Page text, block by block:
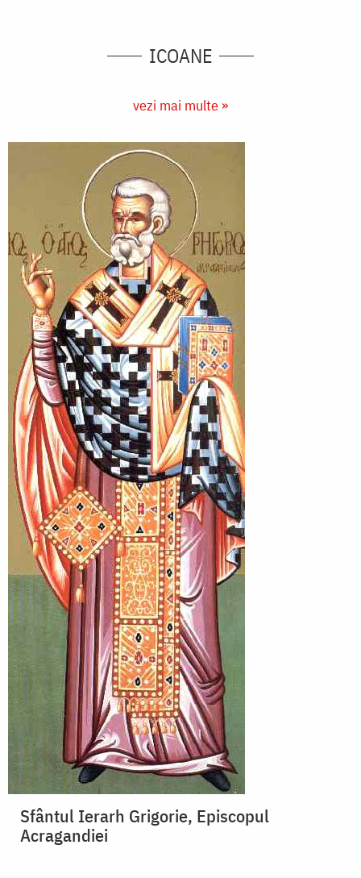
ICOANE
vezi mai multe »
Sfântul Ierarh Grigorie, Episcopul
Acragandiei